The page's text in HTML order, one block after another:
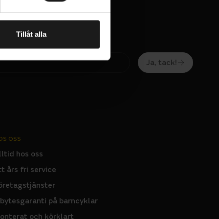
Tillåt alla
Ja, tack!
OSS
hos oss
års fri service
på barncyklar
och körklart